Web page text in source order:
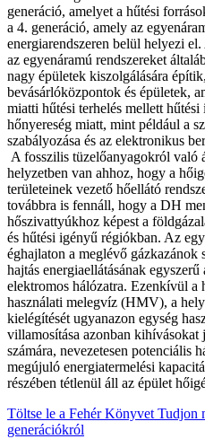
generáció, amelyet a hűtési
a 4. generáció, amely az
energiarendszeren belül helyezi
az egyenáramú rendszereket
nagy épületek kiszolgálására
bevásárlóközpontok és épületek,
miatti hűtési terhelés mellett
hőnyereség miatt, mint például a
szabályozása és az elektronikus
A fosszilis tüzelőanyagokról való
helyzetben van ahhoz, hogy a
területeinek vezető hőellátó
továbbra is fennáll, hogy a DH
hőszivattyúkhoz képest a
és hűtési igényű régiókban. Az
éghajlaton a meglévő gázkazánok
hajtás energiaellátásának
elektromos hálózatra. Ezenkívül a
használati melegvíz (HMV), a
kielégítését ugyanazon egység
villamosítása azonban kihívásokat
számára, nevezetesen potenciális
megújuló energiatermelési
részében tétlenül áll az épület
Töltse le a Fehér Könyvet Tudjon
generációkról